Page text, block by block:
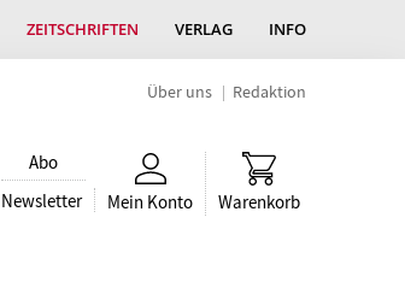
ZEITSCHRIFTEN VERLAG INFO
Über uns Redaktion
Abo
Newsletter
Mein Konto Warenkorb